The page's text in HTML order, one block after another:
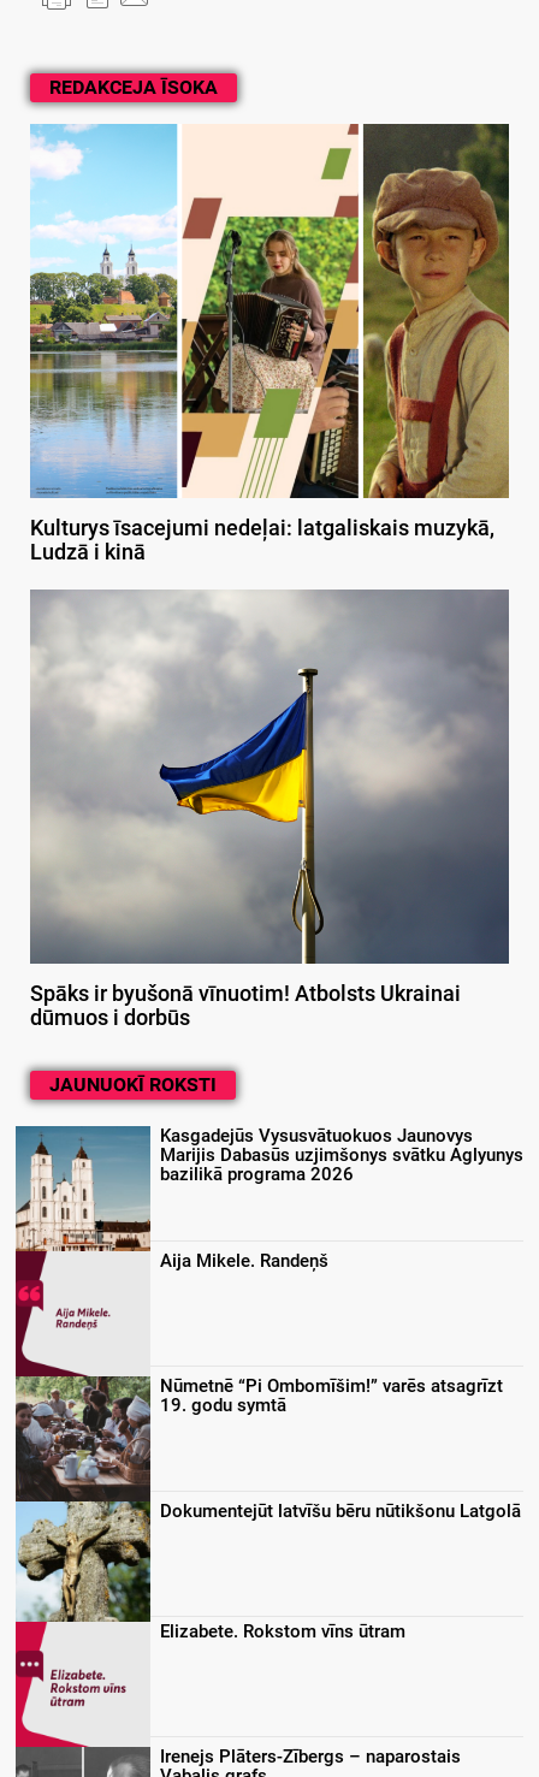
REDAKCEJA ĪSOKA
Kulturys īsacejumi nedeļai: latgaliskais muzykā,
Ludzā i kinā
Spāks ir byušonā vīnuotim! Atbolsts Ukrainai
dūmuos i dorbūs
JAUNUOKĪ ROKSTI
Kasgadejūs Vysusvātuokuos Jaunovys
Marijis Dabasūs uzjimšonys svātku Aglyunys
bazilikā programa 2026
Aija Mikele. Randeņš
Nūmetnē “Pi Ombomīšim!” varēs atsagrīzt
19. godu symtā
Dokumentejūt latvīšu bēru nūtikšonu Latgolā
Elizabete. Rokstom vīns ūtram
Irenejs Plāters-Zībergs – naparostais